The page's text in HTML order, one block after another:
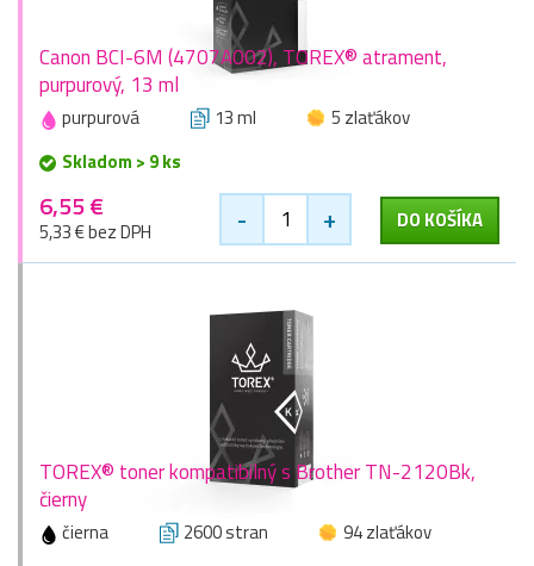
Canon BCI-6M (4707A002), TOREX® atrament,
purpurový, 13 ml
purpurová 13 ml
5 zlaťákov
Skladom > 9 ks
6,55 €
5,33 € bez DPH - + DO KOŠÍKA
TOREX® toner kompatibilný s Brother TN-2120Bk,
čierny
čierna 2600 stran
94 zlaťákov